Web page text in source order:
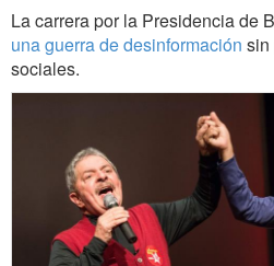
La carrera por la Presidencia de
una guerra de desinformación sin
sociales.